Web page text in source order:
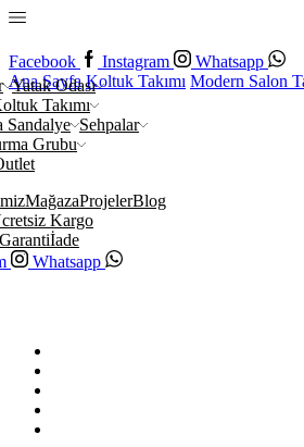
Yatak Odası
Takımı
Sandalye Sehpalar
Grubu
MağazaProjelerBlog
Kargo
Garantiİade
Whatsapp
Facebook Instagram
Whatsapp
Ana Sayfa Koltuk Takımı Modern Salon